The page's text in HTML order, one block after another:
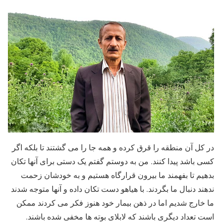
در کل آن منطقه را قرق کرده و همه جا را می گشتند تا بلکه اگر
کسی باشد پیدا کنند. من به دوستم گفتم یک دستی برای آنها تکان
بدهیم تا بفهمند ما بیرون قرارگاه هستیم و به خودشان زحمت
ندهند دنبال ما بگردند. با هیاهو دست تکان داده و آنها متوجه شدند
ما خارج شدیم اما در ذهن بیمار خود هنوز فکر می کردند ممکن
است تعداد دیگری باشند که لابلای بوته ها مخفی شده باشند.